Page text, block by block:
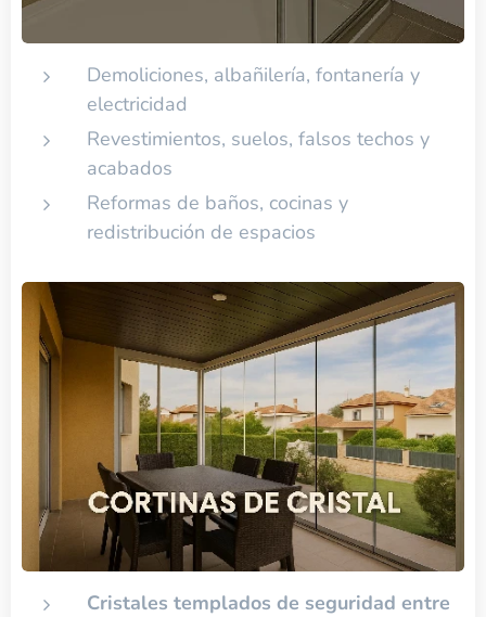
Demoliciones, albañilería, fontanería y
electricidad
Revestimientos, suelos, falsos techos y
acabados
Reformas de baños, cocinas y
redistribución de espacios
Cristales templados de seguridad entre